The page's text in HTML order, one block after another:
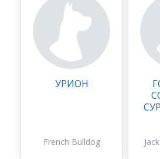
УРИОН
French Bulldog